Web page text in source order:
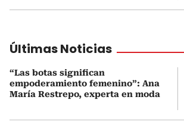
Últimas Noticias
“Las botas significan
empoderamiento femenino”: Ana
María Restrepo, experta en moda